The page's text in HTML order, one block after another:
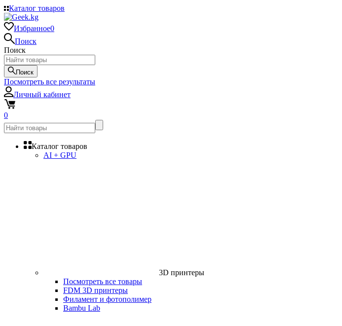
Каталог товаров
Избранное0
Поиск
Поиск
Поиск
Посмотреть все результаты
Личный кабинет
0
Каталог товаров
AI + GPU
3D принтеры
Посмотреть все товары
FDM 3D принтеры
Филамент и фотополимер
Bambu Lab